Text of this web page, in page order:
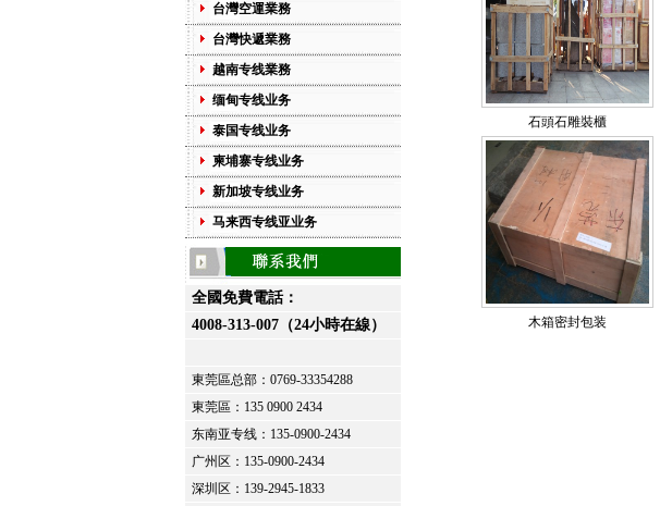
台灣空運業務
台灣快遞業務
越南专线業務
缅甸专线业务
泰国专线业务
柬埔寨专线业务
新加坡专线业务
马来西专线亚业务
全國免費電話：
4008-313-007（24小時在線）
東莞區总部： 0769-33354288
東莞區： 135 0900 2434
东南亚专线：135-0900-2434
广州区：135-0900-2434
深圳区：139-2945-1833
石頭石雕裝櫃
木箱密封包装